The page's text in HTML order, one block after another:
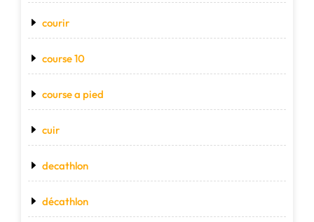
courir
course 10
course a pied
cuir
decathlon
décathlon